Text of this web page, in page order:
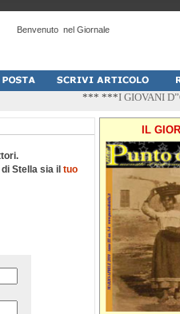
Benvenuto nel Giornale
*** ***I GIOVANI
Stella sia il tuo
IL